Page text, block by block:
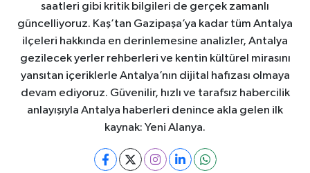
saatleri gibi kritik bilgileri de gerçek zamanlı
güncelliyoruz. Kaş’tan Gazipaşa’ya kadar tüm Antalya
ilçeleri hakkında en derinlemesine analizler, Antalya
gezilecek yerler rehberleri ve kentin kültürel mirasını
yansıtan içeriklerle Antalya’nın dijital hafızası olmaya
devam ediyoruz. Güvenilir, hızlı ve tarafsız habercilik
anlayışıyla Antalya haberleri denince akla gelen ilk
kaynak: Yeni Alanya.